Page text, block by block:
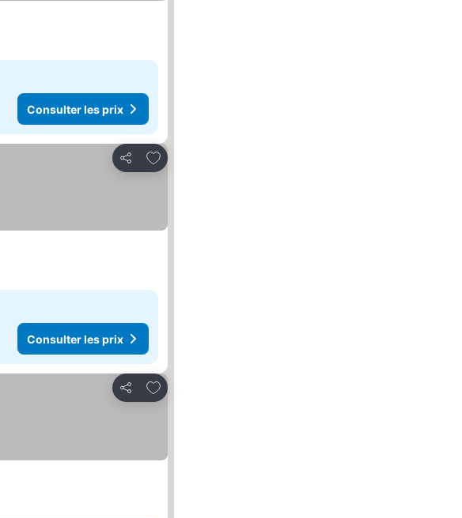
Consulter les prix
Partager
Ajouter à mes favoris
Consulter les prix
Partager
Ajouter à mes favoris